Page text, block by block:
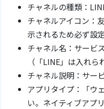
チャネルの種類：
チャネルアイコン：
示されるため必ず設
チャネル名：サービ
（「LINE」は入れら
チャネル説明：サー
アプリタイプ：「ウ
い。ネイティブアプ